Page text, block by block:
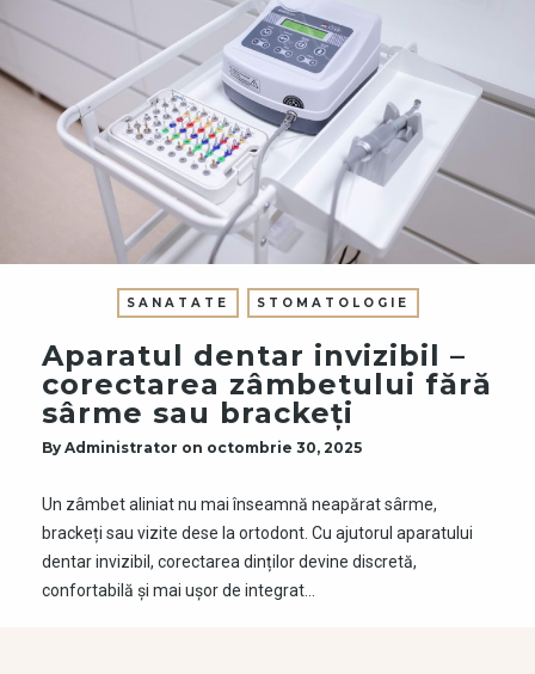
SANATATE STOMATOLOGIE
Aparatul dentar invizibil –
corectarea zâmbetului fără
sârme sau brackeți
By Administrator on octombrie 30, 2025
Un zâmbet aliniat nu mai înseamnă neapărat sârme,
brackeți sau vizite dese la ortodont. Cu ajutorul aparatului
dentar invizibil, corectarea dinților devine discretă,
confortabilă și mai ușor de integrat…